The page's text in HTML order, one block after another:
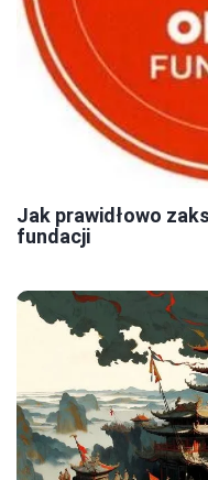
Jak prawidłowo
fundacji